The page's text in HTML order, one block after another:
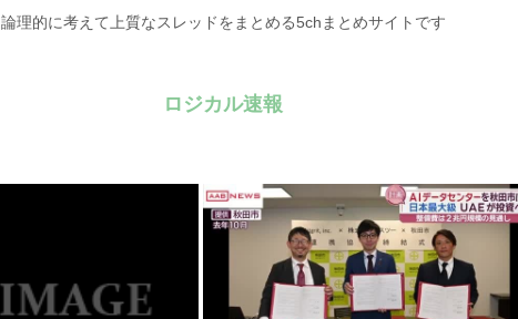
論理的に考えて上質なスレッドをまとめる5chまとめサイトです
ロジカル速報